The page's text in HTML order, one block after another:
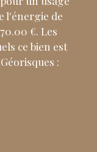
l'énergie de
€. Les
ce bien est
: